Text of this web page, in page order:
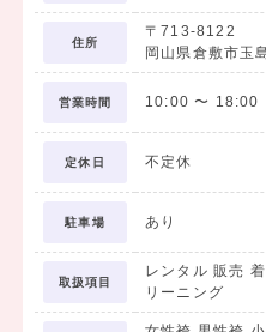
住所
〒713-8122
岡山県倉敷市玉
営業時間 10:00 〜 18:00
定休日 不定休
駐車場 あり
取扱項目
レンタル 販売
リーニング